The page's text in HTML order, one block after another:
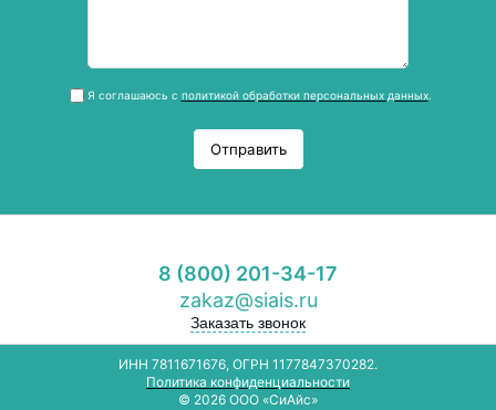
Я соглашаюсь с политикой обработки персональных данных.
Отправить
8 (800) 201-34-17
zakaz@siais.ru
Заказать звонок
ИНН 7811671676, ОГРН 1177847370282.
Политика конфиденциальности
© 2026 ООО «СиАйс»